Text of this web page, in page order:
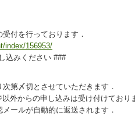
付を行っております．
index/156953/
込みください ###
第〆切とさせていただきます．
外からの申し込みは受け付けており
ールが自動的に返送されます．